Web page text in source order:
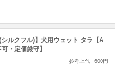
シルクフル)】犬用ウェット タラ【A
・定価厳守】
参考上代 600円